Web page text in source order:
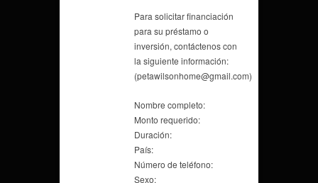
Para solicitar financiación
para su préstamo o
inversión, contáctenos con
la siguiente información:
(petawilsonhome@gmail.com)
Nombre completo:
Monto requerido:
Duración:
País:
Número de teléfono:
Sexo: